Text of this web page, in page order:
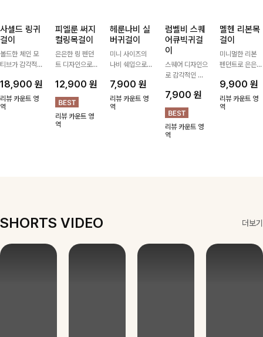
사셀드 링귀
걸이
볼드한 체인 모
티브가 감각적인
는 귀걸이- 심플
하면서도 존재감
있는 디자인으로
18,900 원
리뷰 카운트 영
역
피엘룬 써지
컬링목걸이
은은한 링 펜던
트 디자인으로
써지컬스틸 소재
로 변색 걱정 없
이 데일리로 착
용하기 좋아요-
12,900 원
리뷰 카운트 영
역
헤룬나비 실
버귀걸이
미니 사이즈의
나비 쉐입으로
내어줄 이어링,
과하지 않은 포
인트가 되어줘
7,900원
리뷰 카운트 영
역
럼벨비 스퀘
어큐빅귀걸
이
스퀘어 디자인으
로 감각적인 무
안에 큐빅을 담
아 더욱 고급스
럽게 연출되는
귀걸이에요~!
7,900 원
리뷰 카운트 영
역
멜헨 리본목
걸이
미니멀한 리본
펜던트로 은은한
는 목걸이예요.
골드, 실버 컬러
로 구성돼 어떤
9,900원
리뷰 카운트 영
역
SHORTS VIDEO 더보기